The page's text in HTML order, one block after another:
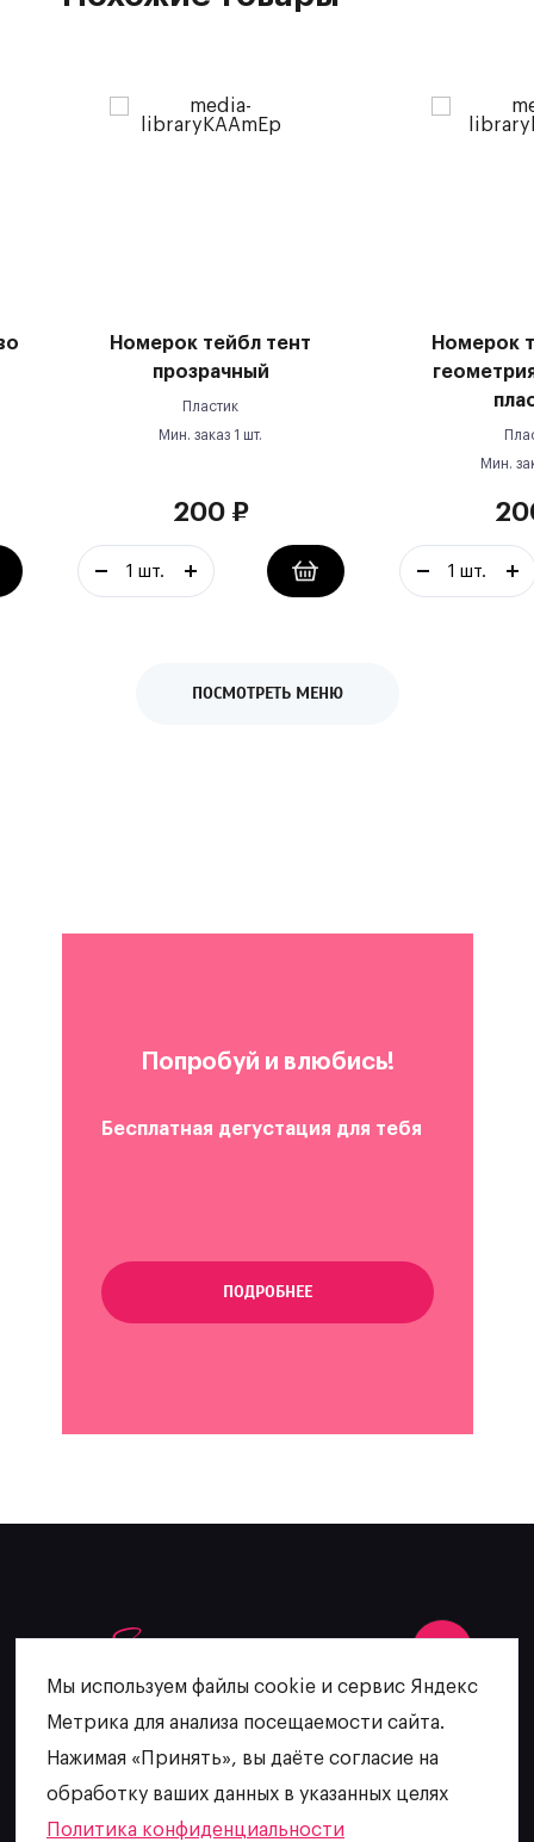
Номерок тейбл тент
прозрачный
Пластик
Мин. заказ 1 шт.
200₽
Номерок
Мин.
ПОСМОТРЕТЬ МЕНЮ
Попробуй и влюбись!
Бесплатная дегустация для тебя
ПОДРОБНЕЕ
escatering@mail.ru
Мы используем файлы cookie и сервис Яндекс
Метрика для анализа посещаемости сайта.
Нажимая «Принять», вы даёте согласие на
обработку ваших данных в указанных целях
Политика конфиденциальности